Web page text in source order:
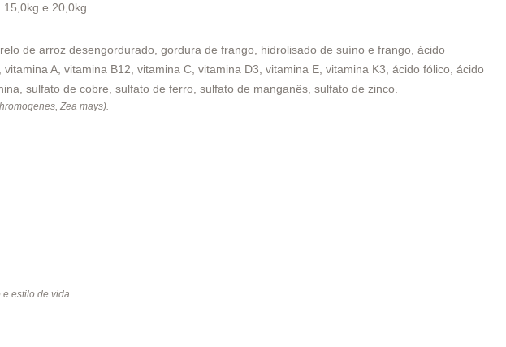
15,0kg e 20,0kg
de arroz desengordurado, gordura de frango, hidrolisado de suíno e frango, ácido
A, vitamina B12, vitamina C, vitamina D3, vitamina E, vitamina K3, ácido fólico, ácido
sulfato de cobre, sulfato de ferro, sulfato de manganês, sulfato de zinco.
Zea mays).
estilo de vida.